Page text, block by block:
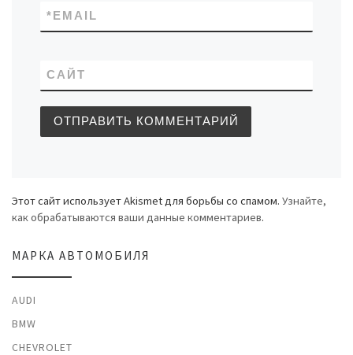
EMAIL
*
САЙТ
Этот сайт использует Akismet для борьбы со спамом. Узнайте,
как обрабатываются ваши данные комментариев.
МАРКА АВТОМОБИЛЯ
AUDI
BMW
CHEVROLET